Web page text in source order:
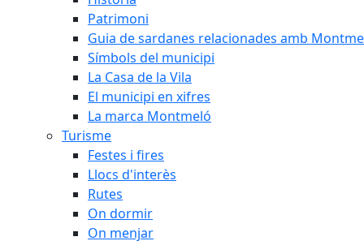
Patrimoni
Guia de sardanes relacionades amb
Símbols del municipi
La Casa de la Vila
El municipi en xifres
La marca Montmeló
Turisme
Festes i fires
Llocs d'interès
Rutes
On dormir
On menjar